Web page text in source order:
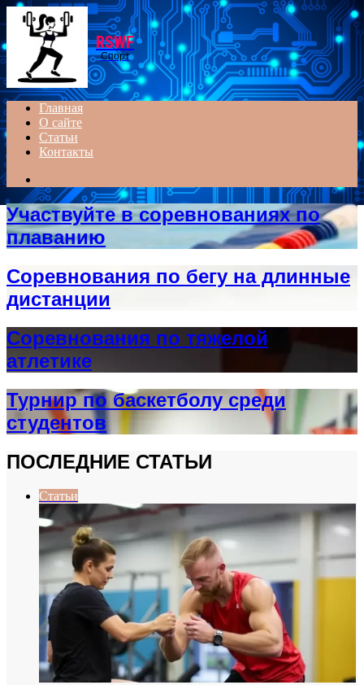
Menu
RSWF
Спорт
Главная
О сайте
Статьи
Контакты
for
Участвуйте в соревнованиях по
плаванию
Соревнования по бегу на длинные
дистанции
Соревнования по тяжелой
атлетике
Турнир по баскетболу среди
студентов
ПОСЛЕДНИЕ СТАТЬИ
Статьи